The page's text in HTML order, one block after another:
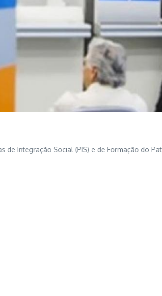
Integração Social (PIS) e de Formação do